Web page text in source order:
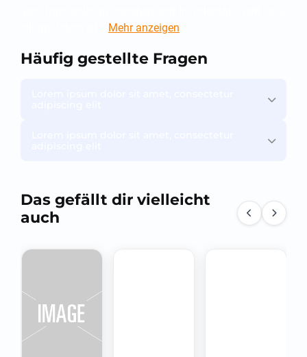
Mehr anzeigen
Häufig gestellte Fragen
Das gefällt dir vielleicht
auch